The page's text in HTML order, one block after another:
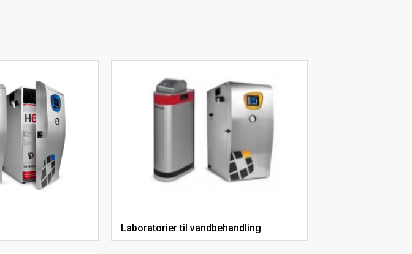
Laboratorier til vandbehandling